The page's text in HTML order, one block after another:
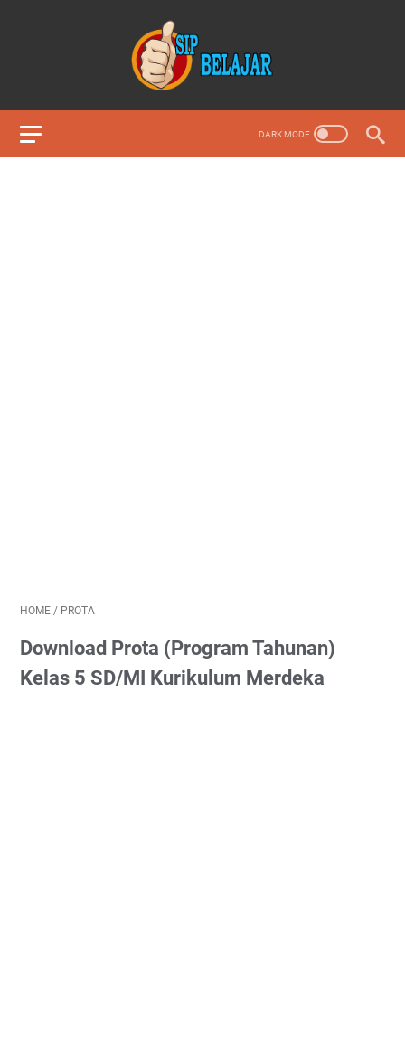
HOME / PROTA
Download Prota (Program Tahunan)
Kelas 5 SD/MI Kurikulum Merdeka